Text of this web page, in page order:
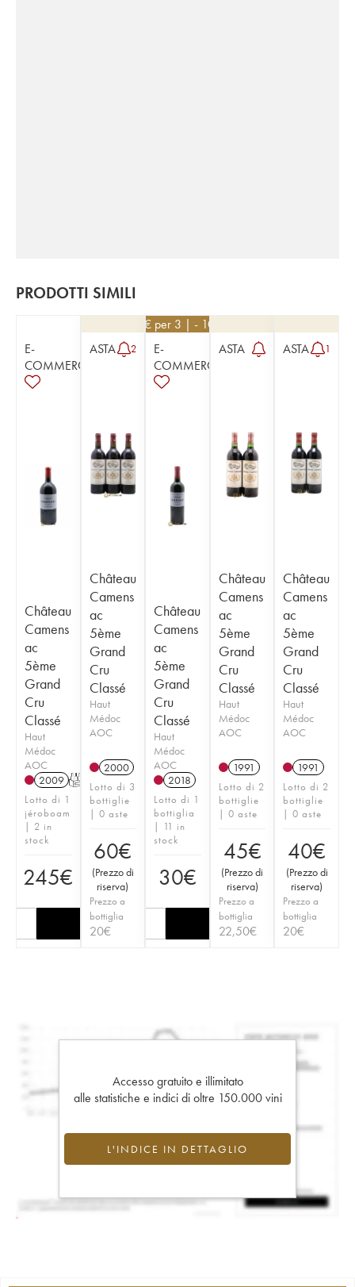
PRODOTTI SIMILI
E-
COMMERCE
Château
Camens
ac
5ème
Grand
Cru
Classé
Haut
Médoc
AOC
2009 T
Lotto di 1
jéroboam
| 2 in
stock
245€
ASTA 2
Château
Camens
ac
5ème
Grand
Cru
Classé
Haut
Médoc
AOC
2000
Lotto di 3
bottiglie
| 0 aste
60€
(Prezzo di
riserva)
Prezzo a
bottiglia
20€
€ per 3 | - 10%
E-
COMMERCE
Château
Camens
ac
5ème
Grand
Cru
Classé
Haut
Médoc
AOC
2018
Lotto di 1
bottiglia
| 11 in
stock
30€
ASTA
Château
Camens
ac
5ème
Grand
Cru
Classé
Haut
Médoc
AOC
1991
Lotto di 2
bottiglie
| 0 aste
45€
(Prezzo di
riserva)
Prezzo a
bottiglia
22,50€
ASTA 1
Château
Camens
ac
5ème
Grand
Cru
Classé
Haut
Médoc
AOC
1991
Lotto di 2
bottiglie
| 0 aste
40€
(Prezzo di
riserva)
Prezzo a
bottiglia
20€
Accesso gratuito e illimitato
alle statistiche e indici di oltre 150.000 vini
L'INDICE IN DETTAGLIO